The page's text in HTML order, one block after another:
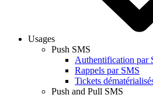
Usages
Push SMS
Authentification par
Rappels par SMS
Tickets
Push and Pull SMS